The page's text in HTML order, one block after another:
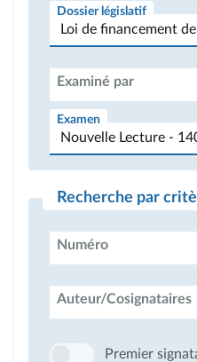
Dossier législatif
Examiné par
Examen
Recherche par
Numéro
Auteur/Cosignataires
Premier